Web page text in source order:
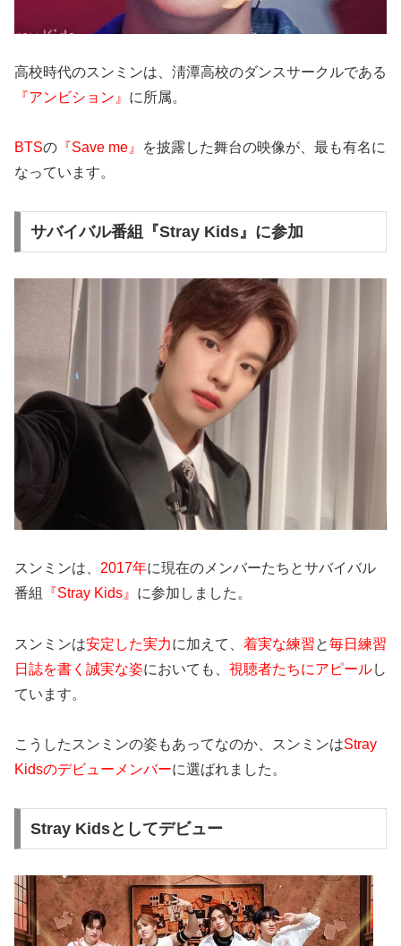
高校時代のスンミンは、淸潭高校のダンスサークルである
『アンビション』 に所属。
BTSの 『Save me』
を披露した舞台の映像が、最も有名に
なっています。
サバイバル番組『Stray Kids』に参加
スンミンは、 2017年に現在のメンバーたちとサバイバル
番組
『Stray Kids』 に参加しました。
スンミンは安定した実力に加えて、 着実な練習と毎日練習
日誌を書く誠実な姿においても、 視聴者たちにアピールし
ています。
こうしたスンミンの姿もあってなのか、スンミンはStray
Kidsのデビューメンバーに選ばれました。
Stray Kidsとしてデビュー